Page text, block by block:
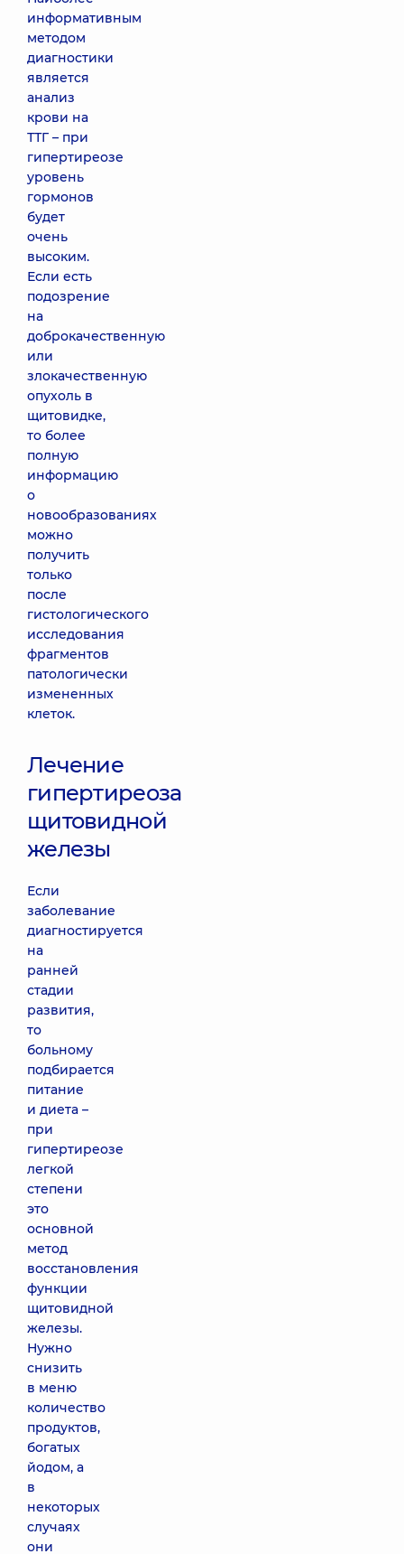
информативным
методом
диагностики
является
анализ
крови на
ТТГ – при
гипертиреозе
уровень
гормонов
будет
очень
высоким.
Если есть
подозрение
на
доброкачественную
или
злокачественную
опухоль в
щитовидке,
то более
полную
информацию
о
новообразованиях
можно
получить
только
после
гистологического
исследования
фрагментов
патологически
измененных
клеток.
Лечение
гипертиреоза
щитовидной
железы
Если
заболевание
диагностируется
на
ранней
стадии
развития,
то
больному
подбирается
питание
и диета –
при
гипертиреозе
легкой
степени
это
основной
метод
восстановления
функции
щитовидной
железы.
Нужно
снизить
в меню
количество
продуктов,
богатых
йодом, а
в
некоторых
случаях
они